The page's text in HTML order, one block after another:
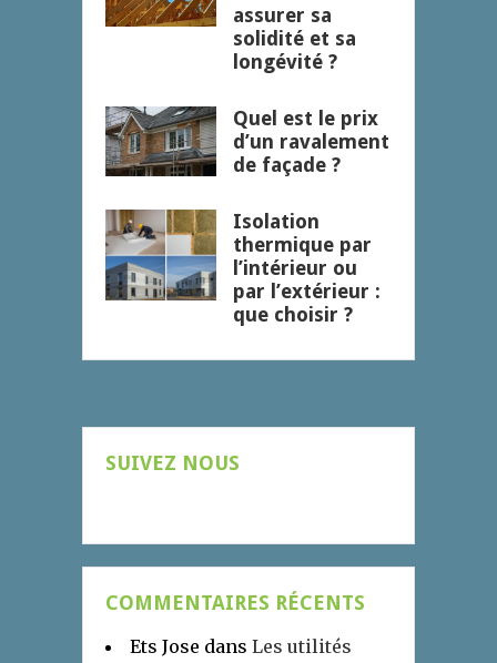
assurer sa
solidité et sa
longévité ?
Quel est le prix
d’un ravalement
de façade ?
Isolation
thermique par
l’intérieur ou
par l’extérieur :
que choisir ?
SUIVEZ NOUS
COMMENTAIRES RÉCENTS
Ets Jose dans Les utilités